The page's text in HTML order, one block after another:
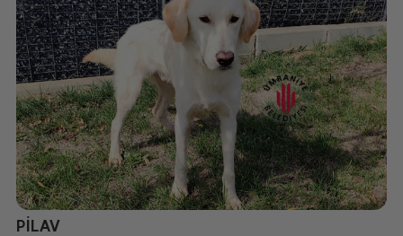
PİLAV